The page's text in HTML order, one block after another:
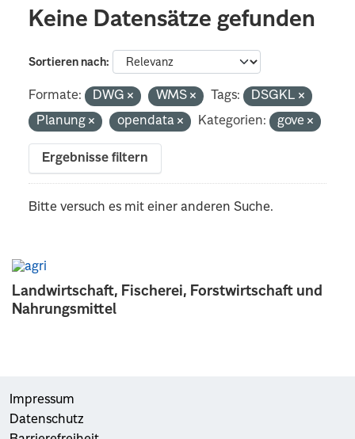
Landwirtschaft, Fischerei, Forstwirtschaft und
Nahrungsmittel
Keine Datensätze gefunden
Sortieren nach
Formate: DWG WMS Tags:
DSGKL
Planung
opendata Kategorien: gove
Ergebnisse filtern
Bitte versuch es mit einer anderen Suche.
Impressum
Datenschutz